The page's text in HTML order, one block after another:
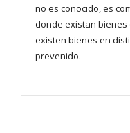
no es conocido, es
donde existan bienes
existen bienes en
prevenido.